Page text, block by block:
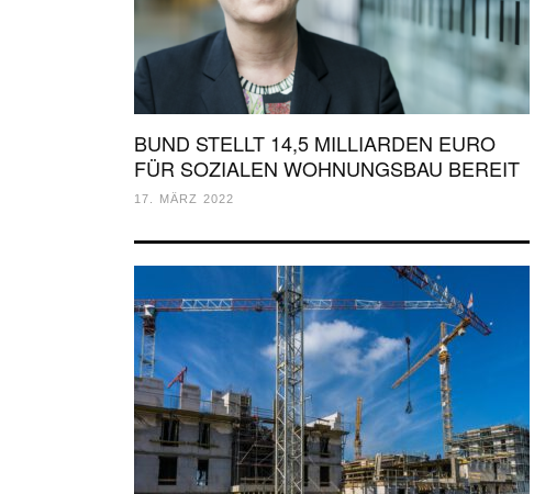
BUND STELLT 14,5 MILLIARDEN EURO
FÜR SOZIALEN WOHNUNGSBAU BEREIT
17. MÄRZ 2022